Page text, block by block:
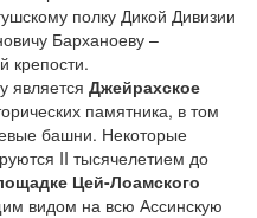
полку Дикой Дивизии
Барханоеву –
крепости.
является Джейрахское
памятника, в том
башни. Некоторые
II тысячелетием до
Цей-Лоамского
видом на всю Ассинскую